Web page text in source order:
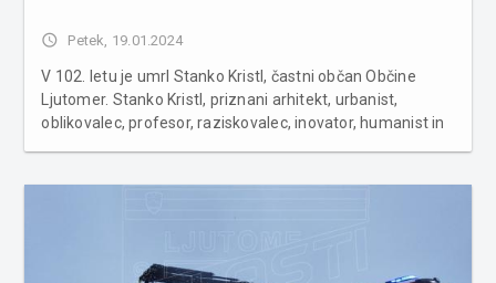
access_time Petek, 19.01.2024
V 102. letu je umrl Stanko Kristl, častni občan Občine
Ljutomer. Stanko Kristl, priznani arhitekt, urbanist,
oblikovalec, profesor, raziskovalec, inovator, humanist in